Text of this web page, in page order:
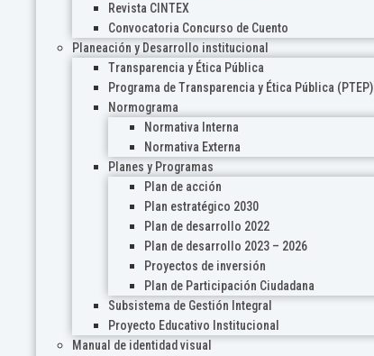
Revista CINTEX
Convocatoria Concurso de Cuento
Planeación y Desarrollo institucional
Transparencia y Ética Pública
Programa de Transparencia y Ética Pública (PTEP)
Normograma
Normativa Interna
Normativa Externa
Planes y Programas
Plan de acción
Plan estratégico 2030
Plan de desarrollo 2022
Plan de desarrollo 2023 – 2026
Proyectos de inversión
Plan de Participación Ciudadana
Subsistema de Gestión Integral
Proyecto Educativo Institucional
Manual de identidad visual